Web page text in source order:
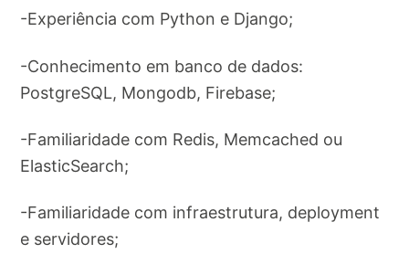
-Experiência com Python e Django;
-Conhecimento em banco de dados:
PostgreSQL, Mongodb, Firebase;
-Familiaridade com Redis, Memcached ou
ElasticSearch;
-Familiaridade com infraestrutura, deployment
e servidores;